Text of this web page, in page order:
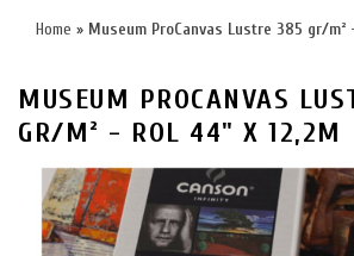
Home » Museum ProCanvas Lustre 385 gr/m²
MUSEUM PROCANVAS
GR/M² - ROL 44" X 12,2M